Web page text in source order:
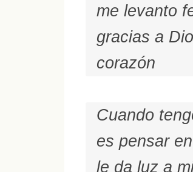
me levanto
gracias a
corazón
Cuando
es pensar
le da luz a